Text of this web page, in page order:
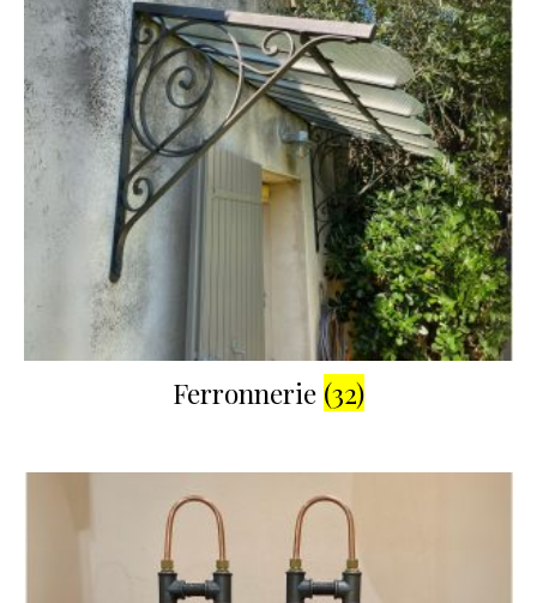
Ferronnerie (32)